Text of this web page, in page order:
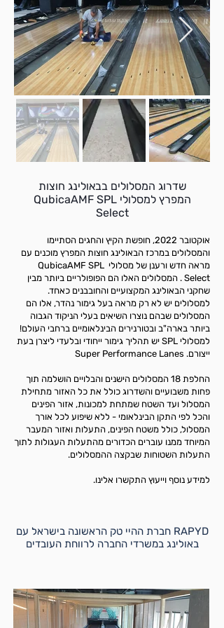
שדרוג המסלולים בבאולינג חוצות
המפרץ למסלוליQubicaAMF SPL
Select
אוקטובר 2022, חופשת הקיץ והחגים הסתיימו
והמסלולים במרכז הבאולינג חוצות המפרץ מוכנים עם
מראה חדש ורענן של מסלולי QubicaAMF SPL
Select . המסלולים האלו הם הפופולריים ביותר מבין
שחקני הבאולינג המקצועיים והחובבנים כאחד.
למסלולים יש לא רק מראה בעל גימור נהדר, אלו הם
המסלולים שבהם נוצרו השיאים בעלי הניקוד הגבוה
ביותר בארה"ב ובטורנירים הבינלאומיים ברחבי העולם!
למסלולי SPL יש תהליך גימור ייחודי ובלעדי ליצרן בעת
ייצורם. Super Performance Lanes
החלפת 18 המסלולים הישנים והבלויים הושלמה תוך
פחות משבועיים והשדרוג כולל את כל האזור מתחילת
המסלול ועד השטח שמתחת למכונות, אזור הפינים
והכל לפי התקן הבינלאומי - ללא שיפוע לכל אורך
המסלול, כולל משטח הפינים, התעלות ואזור המעבר
המיוחד ממנו עוברים הכדורים מהתעלות העגולות לתוך
התעלות השטוחות שבקצה ההמסלולים.
למידע נוסף וייעוץ התקשרו אלינו.
RAPYD חברת ההיי טק הראשונה בישראל עם
באולינג במשרדי החברה לרווחת העובדים